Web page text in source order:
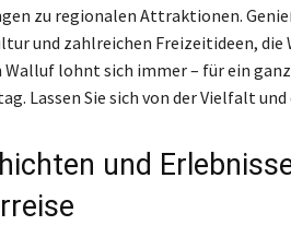
zu regionalen Attraktionen.
und zahlreichen Freizeitideen,
Walluf lohnt sich immer – für ein
Lassen Sie sich von der Vielfalt
und